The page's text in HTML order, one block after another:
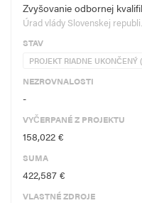
Zvyšovanie odbornej
Úrad vlády Slovenskej
STAV
PROJEKT RIADNE UKONČENÝ
NEZROVNALOSTI
-
VYČERPANÉ Z PROJEKTU
158,022 €
SUMA
422,587 €
VLASTNÉ ZDROJE